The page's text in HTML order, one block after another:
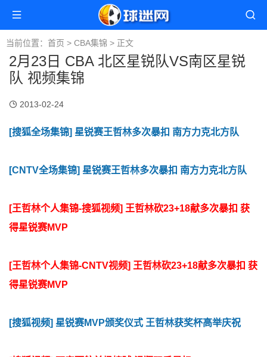
当前位置： 首页 > CBA集锦 > 正文
2月23日 CBA 北区星锐队VS南区星锐
队 视频集锦
2013-02-24
[搜狐全场集锦] 星锐赛王哲林多次暴扣 南方力克北方队
[CNTV全场集锦] 星锐赛王哲林多次暴扣 南方力克北方队
[王哲林个人集锦-搜狐视频] 王哲林砍23+18献多次暴扣 获
得星锐赛MVP
[王哲林个人集锦-CNTV视频] 王哲林砍23+18献多次暴扣 获
得星锐赛MVP
[搜狐视频] 星锐赛MVP颁奖仪式 王哲林获奖杯高举庆祝